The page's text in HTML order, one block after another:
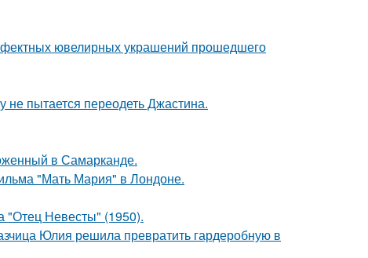
ювелирных украшений прошедшего
пытается переодеть Джастина.
в Самарканде.
"Мать Мария" в Лондоне.
"Отец Невесты" (1950).
Юлия решила превратить гардеробную в